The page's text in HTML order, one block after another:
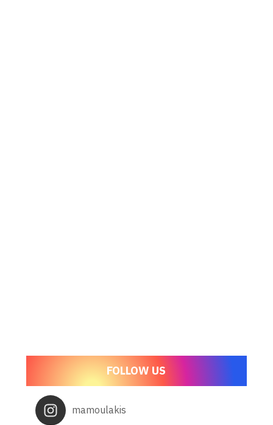
mamoulakis
FOLLOW US